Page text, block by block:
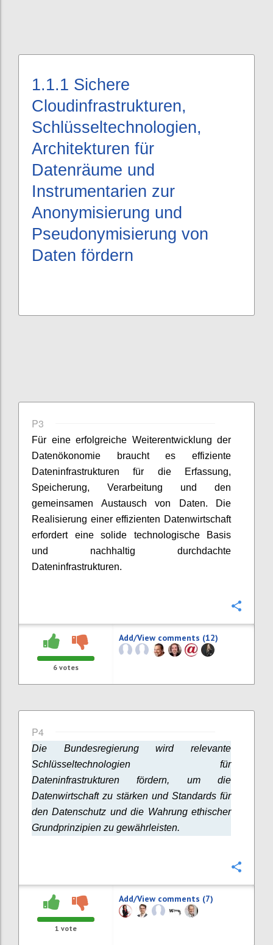
1.1.1 Sichere
Cloudinfrastrukturen,
Schlüsseltechnologien,
Architekturen für
Datenräume und
Instrumentarien zur
Anonymisierung und
Pseudonymisierung von
Daten fördern
P3
Für eine erfolgreiche Weiterentwicklung der
Datenökonomie braucht es effiziente
Dateninfrastrukturen für die Erfassung,
Speicherung, Verarbeitung und den
gemeinsamen Austausch von Daten. Die
Realisierung einer effizienten Datenwirtschaft
erfordert eine solide technologische Basis
und nachhaltig durchdachte
Dateninfrastrukturen.
6 votes
Add/View comments (12)
P4
Die Bundesregierung wird relevante
Schlüsseltechnologien für
Dateninfrastrukturen fördern, um die
Datenwirtschaft zu stärken und Standards für
den Datenschutz und die Wahrung ethischer
Grundprinzipien zu gewährleisten.
1 vote
Add/View comments (7)